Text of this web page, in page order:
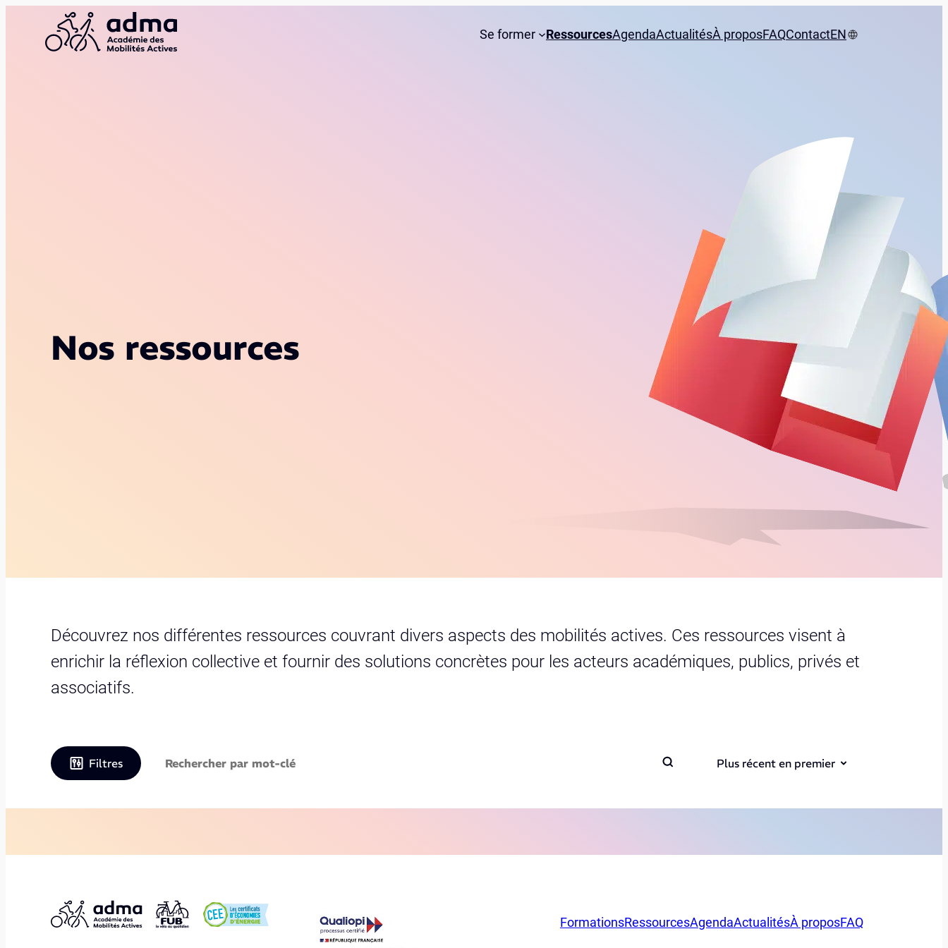
Se former RessourcesAgendaActualitésÀ proposFAQContactEN
Nos ressources
Découvrez nos différentes ressources couvrant divers aspects des mobilités actives. Ces ressources visent à
enrichir la réflexion collective et fournir des solutions concrètes pour les acteurs académiques, publics, privés et
associatifs.
Filtres Plus récent en premier
FormationsRessourcesAgendaActualitésÀ proposFAQ